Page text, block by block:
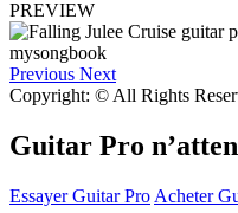
PREVIEW
Previous Next
Copyright: © All Rights
Guitar Pro
Essayer Guitar Pro Acheter